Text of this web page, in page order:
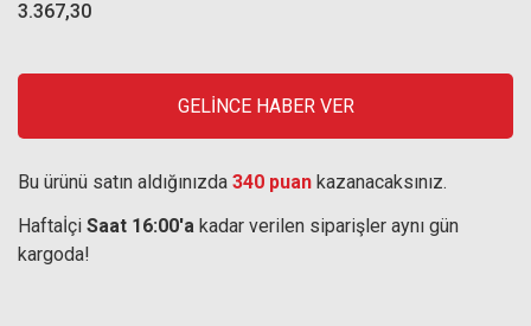
3.367,30
GELİNCE HABER VER
Bu ürünü satın aldığınızda 340 puan kazanacaksınız.
Haftaİçi Saat 16:00'a kadar verilen siparişler aynı gün
kargoda!